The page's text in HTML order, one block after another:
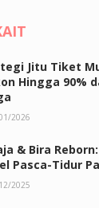
Jitu Tiket
Hingga 90%
2026
& Bira
Pasca-Tidur
2025